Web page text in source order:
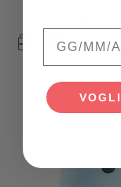
Qual è la